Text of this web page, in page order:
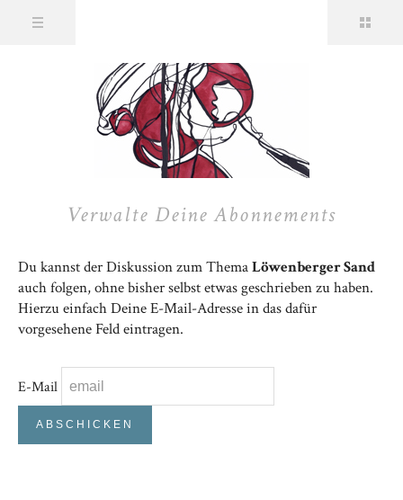
Verwalte Deine Abonnements
Du kannst der Diskussion zum ThemaLöwenberger Sand
auch folgen, ohne bisher selbst etwas geschrieben zu haben.
Hierzu einfach Deine E-Mail-Adresse in das dafür
vorgesehene Feld eintragen.
E-Mail